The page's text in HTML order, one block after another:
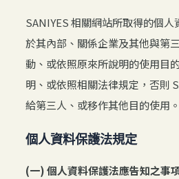
SANIYES 相關網站所取得的個人
於其內部、關係企業及其他與第
動、或依照原來所說明的使用目
明、或依照相關法律規定，否則
給第三人、或移作其他目的使用。
個人資料保護法規定
(一) 個人資料保護法應告知之事